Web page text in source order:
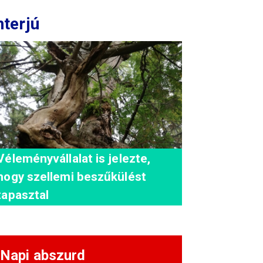
is jelezte,
szellemi beszűkülést
Napi abszurd